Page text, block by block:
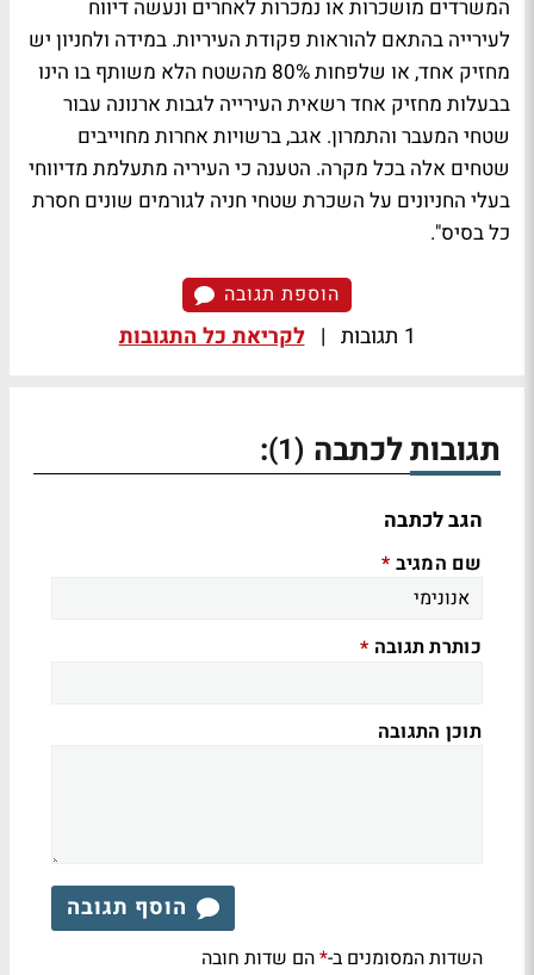
המשרדים מושכרות או נמכרות לאחרים ונעשה דיווח
לעירייה בהתאם להוראות פקודת העיריות. במידה ולחניון יש
מחזיק אחד, או שלפחות 80% מהשטח הלא משותף בו הינו
בבעלות מחזיק אחד רשאית העירייה לגבות ארנונה עבור
שטחי המעבר והתמרון. אגב, ברשויות אחרות מחוייבים
שטחים אלה בכל מקרה. הטענה כי העיריה מתעלמת מדיווחי
בעלי החניונים על השכרת שטחי חניה לגורמים שונים חסרת
כל בסיס".
הוספת תגובה
1 תגובות | לקריאת כל התגובות
תגובות לכתבה (1)
:
הגב לכתבה
שם המגיב *
כותרת תגובה *
תוכן התגובה
הוסף תגובה
השדות המסומנים ב-*הם שדות חובה